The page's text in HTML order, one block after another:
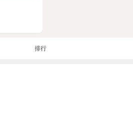
排行